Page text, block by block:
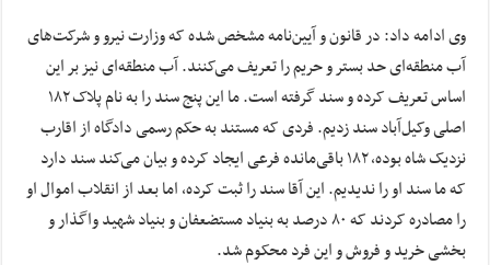
وی ادامه داد: در قانون و آیین‌نامه مشخص شده که وزارت نیرو و شرکت‌های
آب منطقه‌ای حد بستر و حریم را تعریف می‌کنند. آب منطقه‌ای نیز بر این
اساس تعریف کرده و سند گرفته است. ما این پنج سند را به نام پلاک ۱۸۲
اصلی وکیل‌آباد سند زدیم. فردی که مستند به حکم رسمی دادگاه از اقارب
نزدیک شاه بوده، ۱۸۲ باقی‌مانده فرعی ایجاد کرده و بیان می‌کند سند دارد
که ما سند او را ندیدیم. این آقا سند را ثبت کرده، اما بعد از انقلاب اموال او
را مصادره کردند که ۸۰ درصد به بنیاد مستضعفان و بنیاد شهید واگذار و
بخشی خرید و فروش و این فرد محکوم شد.